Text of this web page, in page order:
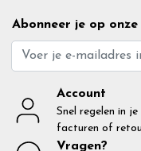
Abonneer je op
Account
Snel regelen in
facturen of
Vragen?